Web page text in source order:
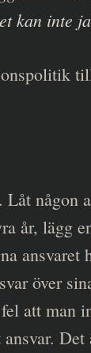
kan inte
någon
år, lägg
över
att man